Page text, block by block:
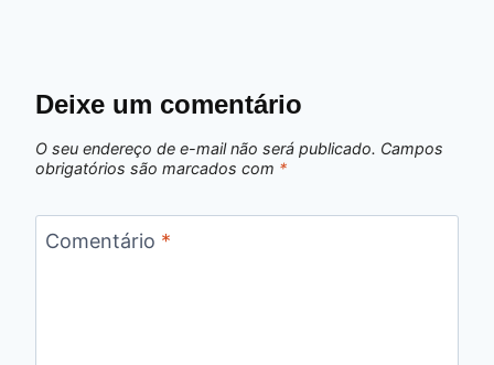
Deixe um comentário
O seu endereço de e-mail não será publicado. Campos
obrigatórios são marcados com *
Comentário *